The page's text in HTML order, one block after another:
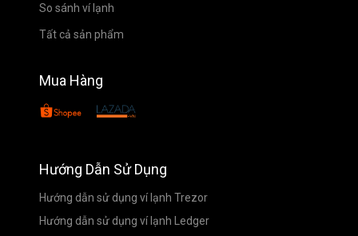
So sánh ví lạnh
Tất cả sản phẩm
Mua Hàng
Hướng Dẫn Sử Dụng
Hướng dẫn sử dụng ví lạnh Trezor
Hướng dẫn sử dụng ví lạnh Ledger